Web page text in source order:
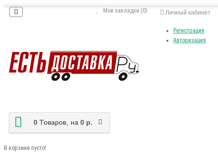
Личный кабинет
Регистрация
Авторизация
Мои закладки (0)
0 Tоваров, на 0 р.
В корзине пусто!